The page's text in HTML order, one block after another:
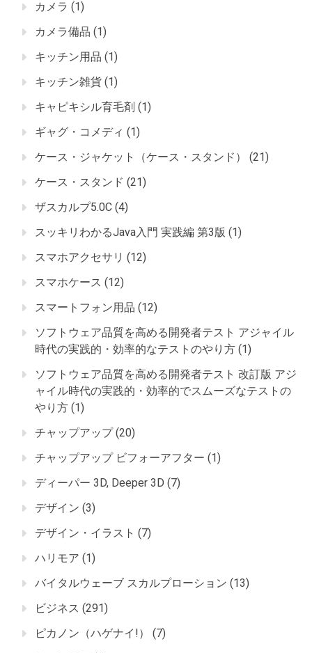
カメラ (1)
カメラ備品 (1)
キッチン用品 (1)
キッチン雑貨 (1)
キャピキシル育毛剤 (1)
ギャグ・コメディ (1)
ケース・ジャケット（ケース・スタンド）
(21)
ケース・スタンド (21)
ザスカルプ5.0C (4)
スッキリわかるJava入門 実践編 第3版 (1)
スマホアクセサリ (12)
スマホケース (12)
スマートフォン用品 (12)
ソフトウェア品質を高める開発者テスト アジャイル
時代の実践的・効率的なテストのやり方 (1)
ソフトウェア品質を高める開発者テスト 改訂版 アジ
ャイル時代の実践的・効率的でスムーズなテストの
やり方 (1)
チャップアップ(20)
チャップアップ ビフォーアフター (1)
ディーパー 3D, Deeper 3D (7)
デザイン (3)
デザイン・イラスト (7)
ハリモア (1)
バイタルウェーブ スカルプローション (13)
ビジネス (291)
ピカノン（ハゲナイ!）
(7)